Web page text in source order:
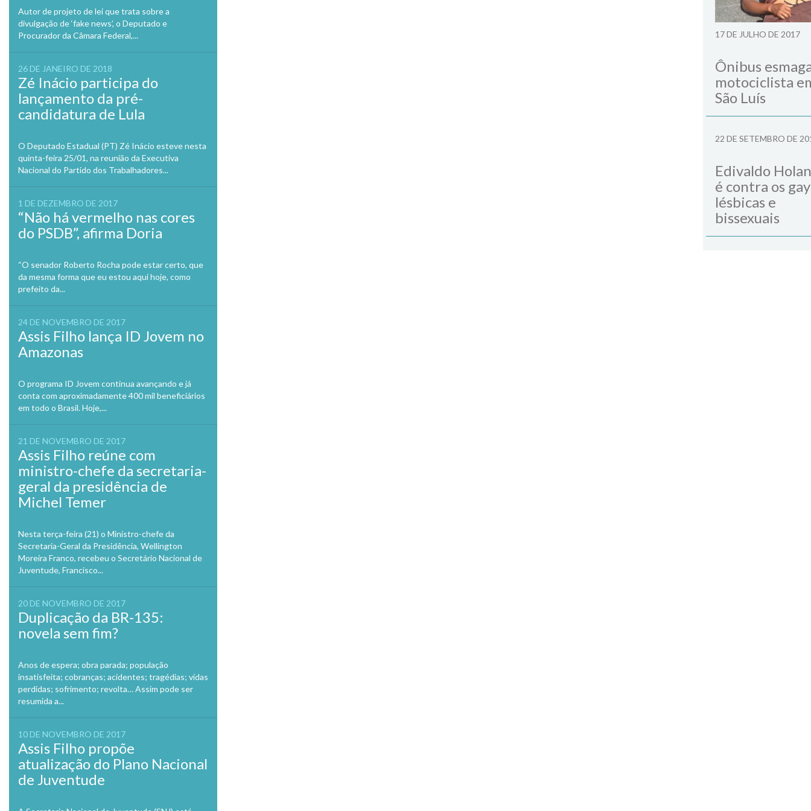
Autor de projeto de lei que trata sobre a
divulgação de ‘fake news’, o Deputado e
Procurador da Câmara Federal,...
26 DE JANEIRO DE 2018
Zé Inácio participa do
lançamento da pré-
candidatura de Lula
O Deputado Estadual (PT) Zé Inácio esteve nesta
quinta-feira 25/01, na reunião da Executiva
Nacional do Partido dos Trabalhadores...
1 DE DEZEMBRO DE 2017
“Não há vermelho nas cores
do PSDB”, afirma Doria
“O senador Roberto Rocha pode estar certo, que
da mesma forma que eu estou aqui hoje, como
prefeito da...
24 DE NOVEMBRO DE 2017
Assis Filho lança ID Jovem no
Amazonas
O programa ID Jovem continua avançando e já
conta com aproximadamente 400 mil beneficiários
em todo o Brasil. Hoje,...
21 DE NOVEMBRO DE 2017
Assis Filho reúne com
ministro-chefe da secretaria-
geral da presidência de
Michel Temer
Nesta terça-feira (21) o Ministro-chefe da
Secretaria-Geral da Presidência, Wellington
Moreira Franco, recebeu o Secretário Nacional de
Juventude, Francisco...
20 DE NOVEMBRO DE 2017
Duplicação da BR-135:
novela sem fim?
Anos de espera; obra parada; população
insatisfeita; cobranças; acidentes; tragédias; vidas
perdidas; sofrimento; revolta… Assim pode ser
resumida a...
10 DE NOVEMBRO DE 2017
Assis Filho propõe
atualização do Plano Nacional
de Juventude
17 DE JULHO DE 2017
Ônibus
motociclista
São Luís
22 DE SETEMBRO DE
Edivaldo
é contra os
lésbicas e
bissexuais